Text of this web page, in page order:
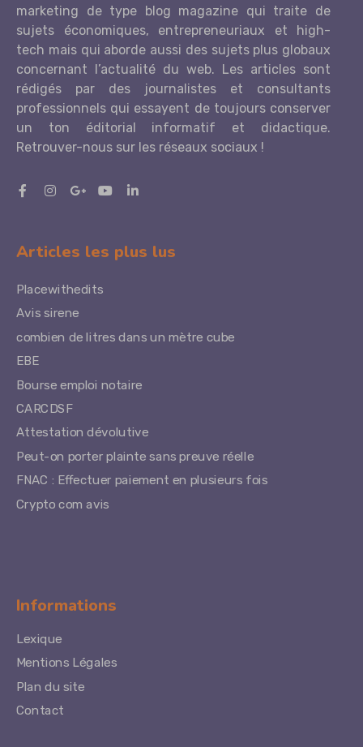
marketing de type blog magazine qui traite de
sujets économiques, entrepreneuriaux et high-
tech mais qui aborde aussi des sujets plus globaux
concernant l’actualité du web. Les articles sont
rédigés par des journalistes et consultants
professionnels qui essayent de toujours conserver
un ton éditorial informatif et didactique.
Retrouver-nous sur les réseaux sociaux !
Articles les plus lus
Placewithedits
Avis sirene
combien de litres dans un mètre cube
EBE
Bourse emploi notaire
CARCDSF
Attestation dévolutive
Peut-on porter plainte sans preuve réelle
FNAC : Effectuer paiement en plusieurs fois
Crypto com avis
Informations
Lexique
Mentions Légales
Plan du site
Contact